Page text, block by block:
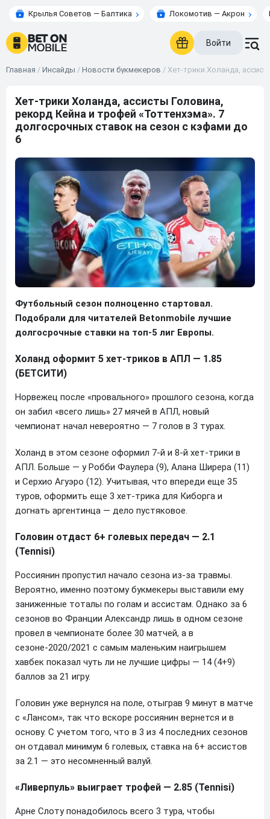
Крылья Советов — Балтика Локомотив — Акрон
Войти
Главная / Инсайды / Новости букмекеров / Хет-трики Холанда,
Хет-трики Холанда, ассисты Головина,
рекорд Кейна и трофей «Тоттенхэма». 7
долгосрочных ставок на сезон с кэфами до
6
Футбольный сезон полноценно стартовал.
Подобрали для читателей Betonmobile лучшие
долгосрочные ставки на топ-5 лиг Европы.
Холанд оформит 5 хет-триков в АПЛ — 1.85
(БЕТСИТИ)
Норвежец после «провального» прошлого сезона, когда
он забил «всего лишь» 27 мячей в АПЛ, новый
чемпионат начал невероятно — 7 голов в 3 турах.
Холанд в этом сезоне оформил 7-й и 8-й хет-трики в
АПЛ. Больше — у Робби Фаулера (9), Алана Ширера (11)
и Серхио Агуэро (12). Учитывая, что впереди еще 35
туров, оформить еще 3 хет-трика для Киборга и
догнать аргентинца — дело пустяковое.
Головин отдаст 6+ голевых передач — 2.1
(Tennisi)
Россиянин пропустил начало сезона из-за травмы.
Вероятно, именно поэтому букмекеры выставили ему
заниженные тоталы по голам и ассистам. Однако за 6
сезонов во Франции Александр лишь в одном сезоне
провел в чемпионате более 30 матчей, а в
сезоне-2020/2021 с самым маленьким наигрышем
хавбек показал чуть ли не лучшие цифры — 14 (4+9)
баллов за 21 игру.
Головин уже вернулся на поле, отыграв 9 минут в матче
с «Лансом», так что вскоре россиянин вернется и в
основу. С учетом того, что в 3 из 4 последних сезонов
он отдавал минимум 6 голевых, ставка на 6+ ассистов
за 2.1 — это несомненный валуй.
«Ливерпуль» выиграет трофей — 2.85 (Tennisi)
Арне Слоту понадобилось всего 3 тура, чтобы